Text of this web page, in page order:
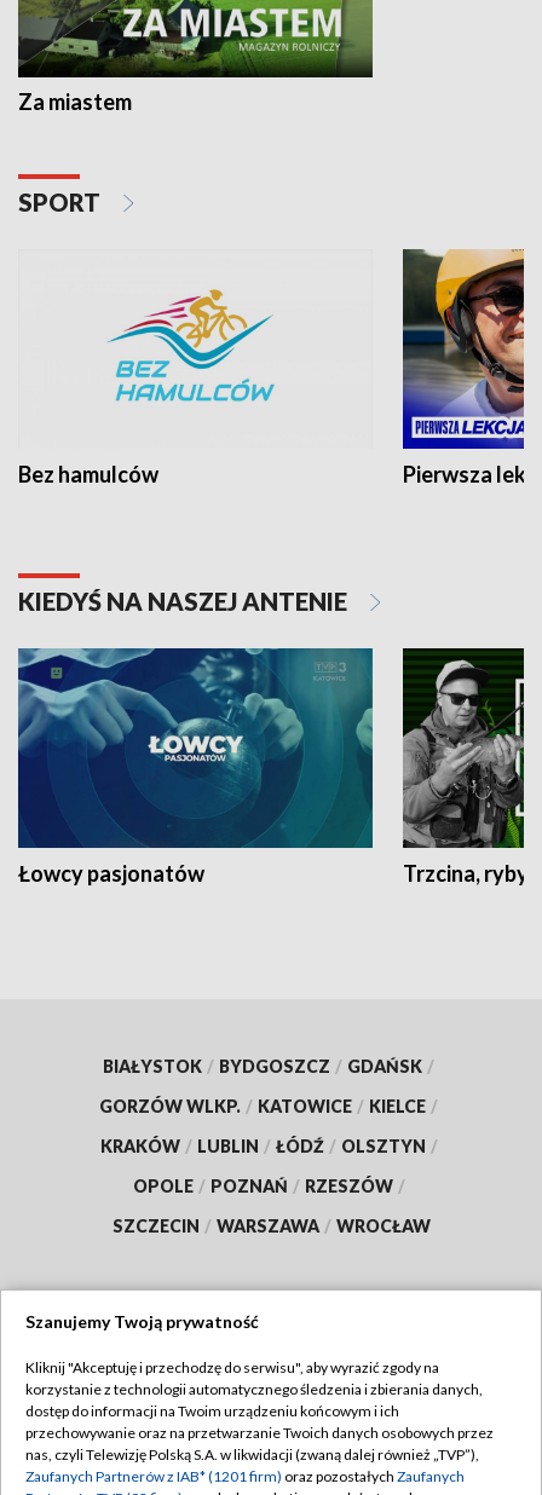
Za miastem
SPORT
Bez hamulców Pierwsza
KIEDYŚ NA NASZEJ ANTENIE
Łowcy pasjonatów Trzcina, ryby
BIAŁYSTOK / BYDGOSZCZ / GDAŃSK /
GORZÓW WLKP. / KATOWICE / KIELCE /
KRAKÓW / LUBLIN / ŁÓDŹ / OLSZTYN /
OPOLE / POZNAŃ / RZESZÓW /
SZCZECIN / WARSZAWA / WROCŁAW
TVP
Abonament TVP
Emisja w TVP
Regulamin TVP
Polityka prywatności
Szanujemy Twoją prywatność
Kliknij "Akceptuję i przechodzę do serwisu", aby wyrazić zgody na
korzystanie z technologii automatycznego śledzenia i zbierania danych,
dostęp do informacji na Twoim urządzeniu końcowym i ich
przechowywanie oraz na przetwarzanie Twoich danych osobowych przez
nas, czyli Telewizję Polską S.A. w likwidacji (zwaną dalej również „TVP”),
Zaufanych Partnerów z IAB* (1201 firm) oraz pozostałych Zaufanych